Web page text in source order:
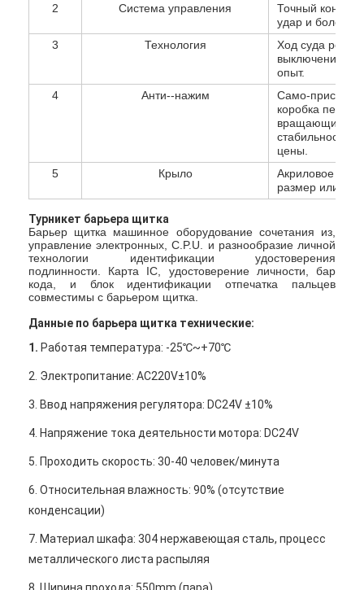
2
Система управления
Точный
удар и более
3
Технология
Ход суда
выключение,
опыт.
4
Анти--нажим
Само-
коробка
вращающий
стабильность,
цены.
5
Крыло
Акриловое или
размер или
Турникет барьера щитка
Барьер щитка машинное оборудование сочетания из,
управление электронных, C.P.U. и разнообразие личной
технологии идентификации удостоверения
подлинности. Карта IC, удостоверение личности, бар
кода, и блок идентификации отпечатка пальцев
совместимы с барьером щитка.
Данные по барьера щитка технические:
1. Работая температура: -25℃~+70℃
2. Электропитание: AC220V±10%
3. Ввод напряжения регулятора: DC24V ±10%
4. Напряжение тока деятельности мотора: DC24V
5. Проходить скорость: 30-40 человек/минута
6. Относительная влажность: 90% (отсутствие
конденсации)
7. Материал шкафа: 304 нержавеющая сталь, процесс
металлического листа распыляя